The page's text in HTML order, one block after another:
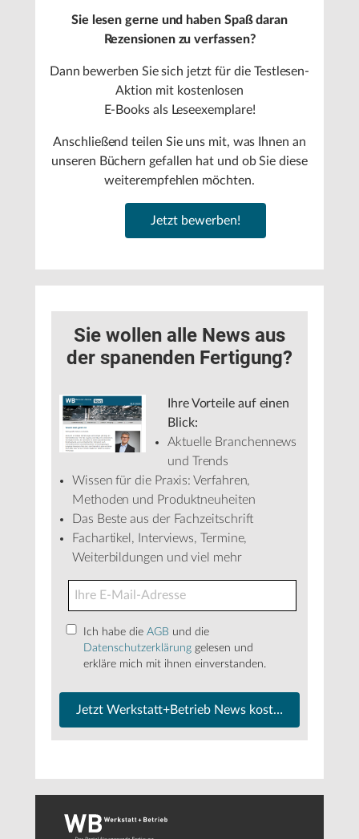
Sie lesen gerne und haben Spaß daran
Rezensionen zu verfassen?
Dann bewerben Sie sich jetzt für die Testlesen-
Aktion mit kostenlosen
E-Books als Leseexemplare!
Anschließend teilen Sie uns mit, was Ihnen an
unseren Büchern gefallen hat und ob Sie diese
weiterempfehlen möchten.
Jetzt bewerben!
Sie wollen alle News aus
der spanenden Fertigung?
Ihre Vorteile auf einen
Blick:
Aktuelle Branchennews
und Trends
Wissen für die Praxis: Verfahren,
Methoden und Produktneuheiten
Das Beste aus der Fachzeitschrift
Fachartikel, Interviews, Termine,
Weiterbildungen und viel mehr
Ich habe die AGB und die
Datenschutzerklärung gelesen und
erkläre mich mit ihnen einverstanden.
Jetzt Werkstatt+Betrieb News kostenfrei